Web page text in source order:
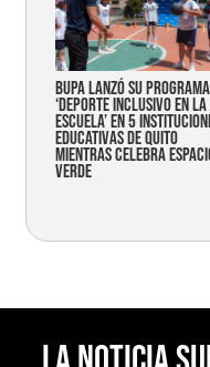
Bupa lanzó su programa
‘Deporte Inclusivo en la
Escuela’ en 5
educativas de Quito
mientras celebra
verde